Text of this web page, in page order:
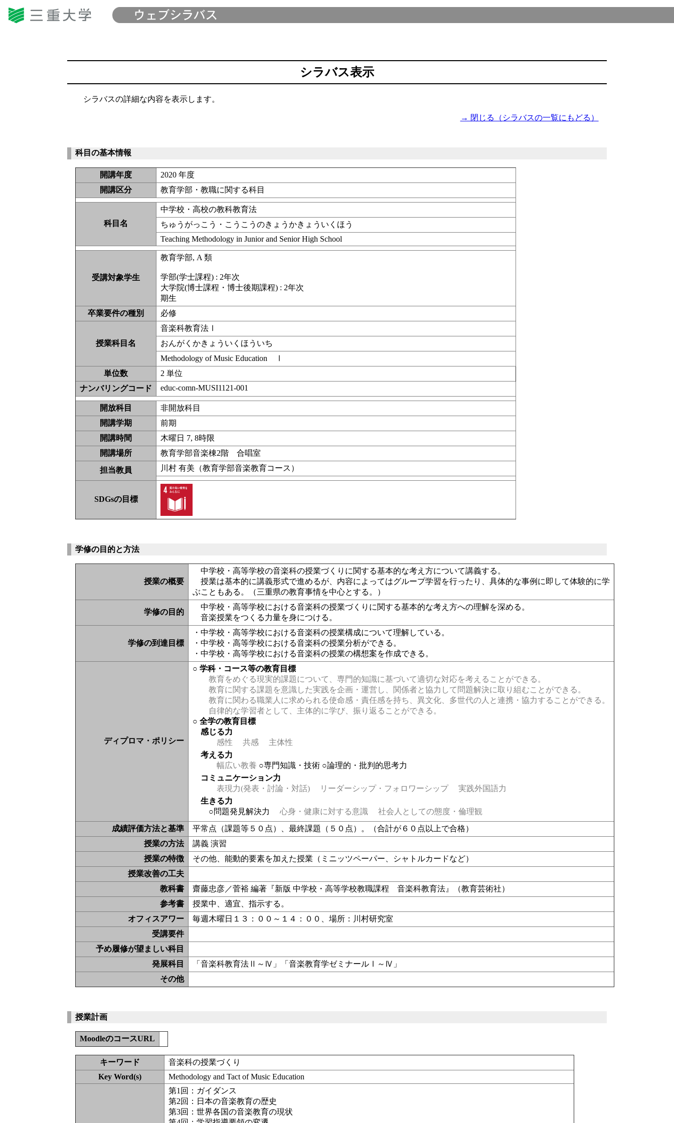
シラバス表示
シラバスの詳細な内容を表示します。
→ 閉じる（シラバスの一覧にもどる）
科目の基本情報
開講年度
2020 年度
開講区分
教育学部・教職に関する科目
科目名
中学校・高校の教科教育法
ちゅうがっこう・こうこうのきょうかきょういくほう
Teaching Methodology in Junior and Senior High School
受講対象学生
教育学部, A 類
学部(学士課程) : 2年次
大学院(博士課程・博士後期課程) : 2年次
期生
卒業要件の種別
必修
授業科目名
音楽科教育法Ⅰ
おんがくかきょういくほういち
Methodology of Music Education Ⅰ
単位数
2 単位
ナンバリングコード
educ-comn-MUSI1121-001
開放科目
非開放科目
開講学期
前期
開講時間
木曜日 7, 8時限
開講場所
教育学部音楽棟2階 合唱室
担当教員
川村 有美（教育学部音楽教育コース）
SDGsの目標
学修の目的と方法
授業の概要
中学校・高等学校の音楽科の授業づくりに関する基本的な考え方について講義する。
授業は基本的に講義形式で進めるが、内容によってはグループ学習を行ったり、具体的な事例に即して体験的に学
ぶこともある。（三重県の教育事情を中心とする。）
学修の目的
中学校・高等学校における音楽科の授業づくりに関する基本的な考え方への理解を深める。
音楽授業をつくる力量を身につける。
学修の到達目標
・中学校・高等学校における音楽科の授業構成について理解している。
・中学校・高等学校における音楽科の授業分析ができる。
・中学校・高等学校における音楽科の授業の構想案を作成できる。
ディプロマ・ポリシー
○ 学科・コース等の教育目標
教育をめぐる現実的課題について、専門的知識に基づいて適切な対応を考えることができる。
教育に関する課題を意識した実践を企画・運営し、関係者と協力して問題解決に取り組むことができる。
教育に関わる職業人に求められる使命感・責任感を持ち、異文化、多世代の人と連携・協力することができる。
自律的な学習者として、主体的に学び、振り返ることができる。
○ 全学の教育目標
感じる力
感性
共感
主体性
考える力
幅広い教養 ○専門知識・技術 ○論理的・批判的思考力
コミュニケーション力
表現力(発表・討論・対話)
リーダーシップ・フォロワーシップ
実践外国語力
生きる力
○問題発見解決力
心身・健康に対する意識
社会人としての態度・倫理観
成績評価方法と基準
平常点（課題等５０点）、最終課題（５０点）。（合計が６０点以上で合格）
授業の方法
講義 演習
授業の特徴
その他、能動的要素を加えた授業（ ミニッツペーパー、シャトルカードなど）
授業改善の工夫
教科書
齋藤忠彦／菅裕 編著『新版 中学校・高等学校教職課程 音楽科教育法』（教育芸術社）
参考書
授業中、適宜、指示する。
オフィスアワー
毎週木曜日１３：００～１４：００、場所：川村研究室
受講要件
予め履修が望ましい科目
発展科目
「音楽科教育法Ⅱ～Ⅳ」「音楽教育学ゼミナールⅠ～Ⅳ」
その他
授業計画
MoodleのコースURL
キーワード
音楽科の授業づくり
Key Word(s)
Methodology and Tact of Music Education
第1回：ガイダンス
第2回：日本の音楽教育の歴史
第3回：世界各国の音楽教育の現状